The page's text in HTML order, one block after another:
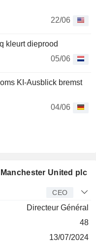
22/06
kleurt dieprood
05/06
KI-Ausblick bremst
04/06
United plc
CEO
Directeur Général
48
13/07/2024